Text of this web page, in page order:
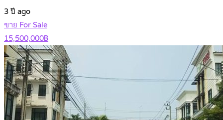
3 ปี ago
ขาย For Sale
15,500,000฿